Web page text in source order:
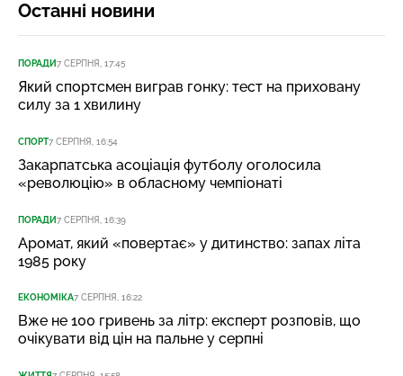
Останні новини
ПОРАДИ7 СЕРПНЯ, 17:45
Який спортсмен виграв гонку: тест на приховану
силу за 1 хвилину
СПОРТ7 СЕРПНЯ, 16:54
Закарпатська асоціація футболу оголосила
«революцію» в обласному чемпіонаті
ПОРАДИ7 СЕРПНЯ, 16:39
Аромат, який «повертає» у дитинство: запах літа
1985 року
ЕКОНОМІКА7 СЕРПНЯ, 16:22
Вже не 100 гривень за літр: експерт розповів, що
очікувати від цін на пальне у серпні